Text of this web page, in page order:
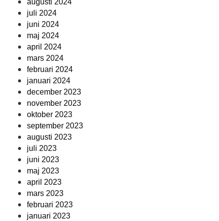
augusti 2024
juli 2024
juni 2024
maj 2024
april 2024
mars 2024
februari 2024
januari 2024
december 2023
november 2023
oktober 2023
september 2023
augusti 2023
juli 2023
juni 2023
maj 2023
april 2023
mars 2023
februari 2023
januari 2023